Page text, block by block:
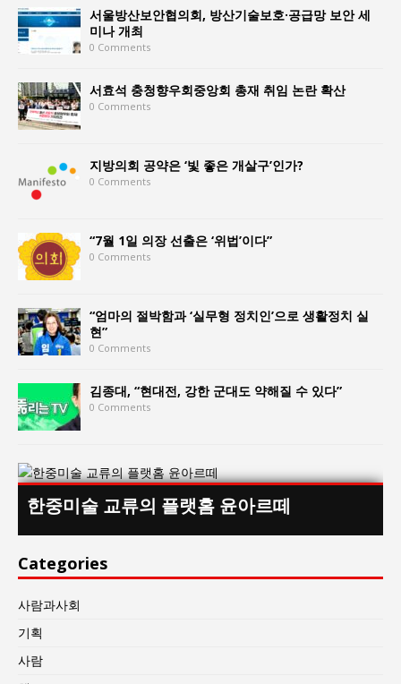
서울방산보안협의회, 방산기술보호·공급망 보안 세
미나 개최
0 Comments
서효석 충청향우회중앙회 총재 취임 논란 확산
0 Comments
지방의회 공약은 ‘빛 좋은 개살구’인가?
0 Comments
“7월 1일 의장 선출은 ‘위법’이다”
0 Comments
“엄마의 절박함과 ‘실무형 정치인’으로 생활정치 실
현”
0 Comments
김종대, “현대전, 강한 군대도 약해질 수 있다”
0 Comments
한중미술 교류의 플랫홈 윤아르떼
Categories
사람과사회
기획
사람